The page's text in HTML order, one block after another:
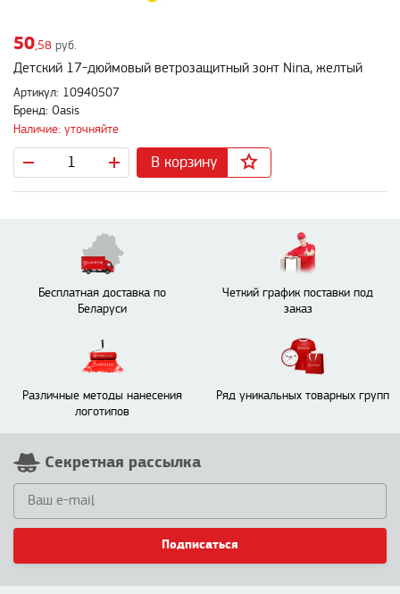
50,58 руб.
Детский 17-дюймовый ветрозащитный зонт Nina, желтый
Артикул: 10940507
Бренд: Oasis
Наличие: уточняйте
В корзину
Бесплатная доставка по
Беларуси
Четкий график поставки под
заказ
Различные методы нанесения
логотипов
Ряд уникальных товарных групп
Секретная рассылка
Подписаться